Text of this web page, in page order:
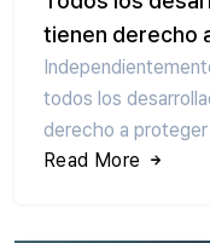
tienen derecho
todos los
derecho a
Read More